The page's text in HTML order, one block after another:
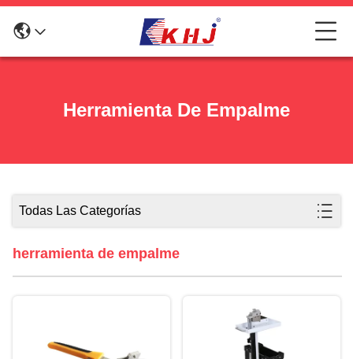
Herramienta De Empalme
Todas Las Categorías
herramienta de empalme